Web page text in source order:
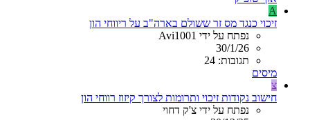
A
זיכוי כנגד מס זר ששולם בארה"ב על ריווחי הון
נפתח על ידי Avi1001
30/1/26
תגובות: 24
מיסים
צ
חישוב נקודות זיכוי ותרומות לצורך קיזוז רווחי הון
נפתח על ידי צ'ק דחוי